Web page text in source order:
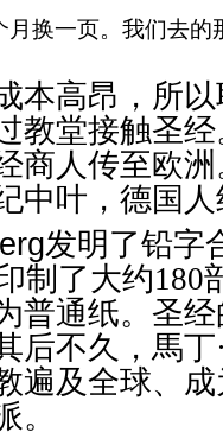
换一页。我们去的
本高昂，所
教堂接触圣
商人传至欧
中叶，德国人
发明了铅字
制了大约180
普通纸。圣
后不久，馬
遍及全球、
。